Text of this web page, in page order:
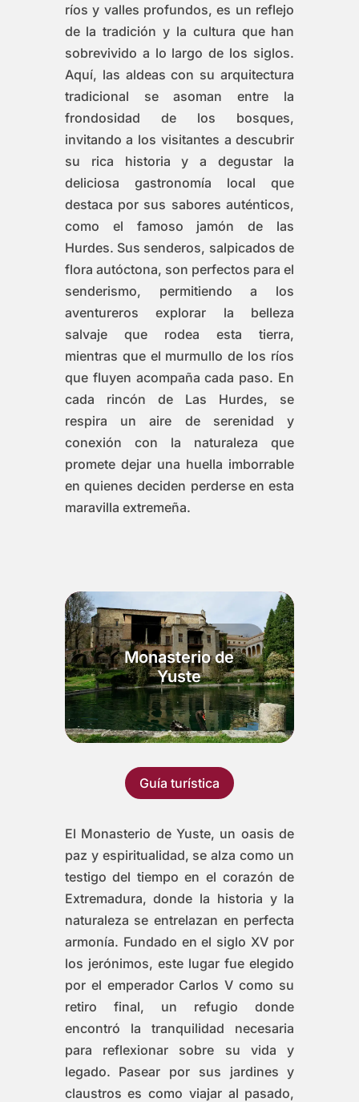
ríos y valles profundos, es un reflejo
de la tradición y la cultura que han
sobrevivido a lo largo de los siglos.
Aquí, las aldeas con su arquitectura
tradicional se asoman entre la
frondosidad de los bosques,
invitando a los visitantes a descubrir
su rica historia y a degustar la
deliciosa gastronomía local que
destaca por sus sabores auténticos,
como el famoso jamón de las
Hurdes. Sus senderos, salpicados de
flora autóctona, son perfectos para el
senderismo, permitiendo a los
aventureros explorar la belleza
salvaje que rodea esta tierra,
mientras que el murmullo de los ríos
que fluyen acompaña cada paso. En
cada rincón de Las Hurdes, se
respira un aire de serenidad y
conexión con la naturaleza que
promete dejar una huella imborrable
en quienes deciden perderse en esta
maravilla extremeña.
Monasterio de
Yuste
Guía turística
El Monasterio de Yuste, un oasis de
paz y espiritualidad, se alza como un
testigo del tiempo en el corazón de
Extremadura, donde la historia y la
naturaleza se entrelazan en perfecta
armonía. Fundado en el siglo XV por
los jerónimos, este lugar fue elegido
por el emperador Carlos V como su
retiro final, un refugio donde
encontró la tranquilidad necesaria
para reflexionar sobre su vida y
legado. Pasear por sus jardines y
claustros es como viajar al pasado,